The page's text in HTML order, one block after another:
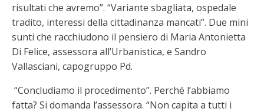
risultati che avremo”. “Variante sbagliata, ospedale
tradito, interessi della cittadinanza mancati”. Due mini
sunti che racchiudono il pensiero di Maria Antonietta
Di Felice, assessora all’Urbanistica, e Sandro
Vallasciani, capogruppo Pd.
“Concludiamo il procedimento”. Perché l’abbiamo
fatta? Si domanda l’assessora. “Non capita a tutti i